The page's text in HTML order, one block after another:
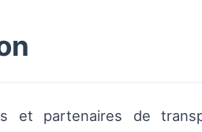
et partenaires de